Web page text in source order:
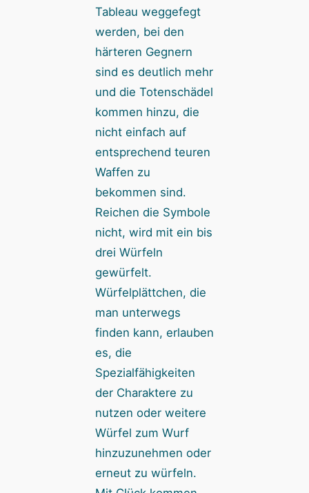
Tableau weggefegt
werden, bei den
härteren Gegnern
sind es deutlich mehr
und die Totenschädel
kommen hinzu, die
nicht einfach auf
entsprechend teuren
Waffen zu
bekommen sind.
Reichen die Symbole
nicht, wird mit ein bis
drei Würfeln
gewürfelt.
Würfelplättchen, die
man unterwegs
finden kann, erlauben
es, die
Spezialfähigkeiten
der Charaktere zu
nutzen oder weitere
Würfel zum Wurf
hinzuzunehmen oder
erneut zu würfeln.